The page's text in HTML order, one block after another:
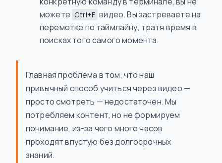
можете Ctrl+F видео. Вы застреваете на
перемотке по таймлайну, тратя время в
поисках того самого момента.
Главная проблема в том, что наш
привычный способ учиться через видео —
просто смотреть — недостаточен. Мы
потребляем контент, но не формируем
понимание, из-за чего много часов
проходят впустую без долгосрочных
знаний.